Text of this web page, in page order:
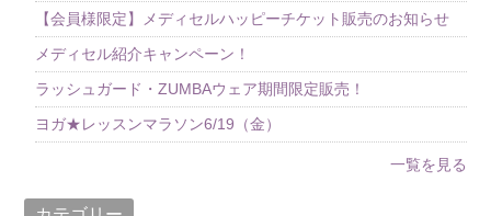
【会員様限定】メディセルハッピーチケット販売のお知らせ
メディセル紹介キャンペーン！
ラッシュガード・ZUMBAウェア期間限定販売！
ヨガ★レッスンマラソン6/19（金）
一覧を見る